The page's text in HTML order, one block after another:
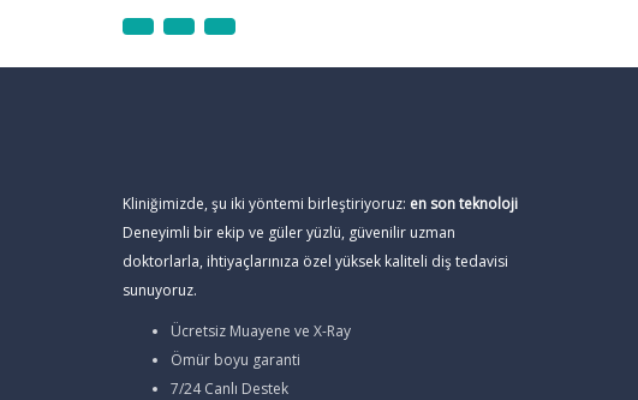
Kliniğimizde, şu iki yöntemi birleştiriyoruz: en son teknoloji
Deneyimli bir ekip ve güler yüzlü, güvenilir uzman
doktorlarla, ihtiyaçlarınıza özel yüksek kaliteli diş tedavisi
sunuyoruz.
Ücretsiz Muayene ve X-Ray
Ömür boyu garanti
7/24 Canlı Destek